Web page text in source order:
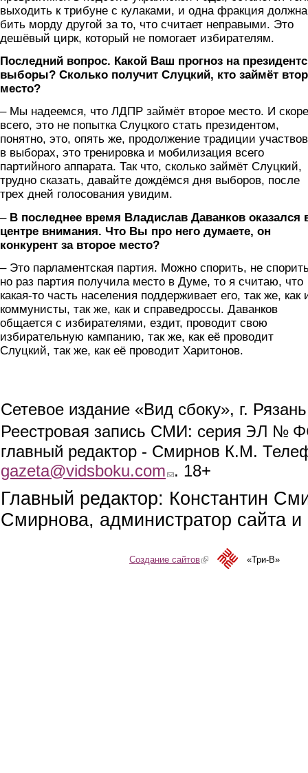
выходить к трибуне с кулаками, и одна фракция должна
бить морду другой за то, что считает неправыми. Это
дешёвый цирк, который не помогает избирателям.
Последний вопрос. Какой Ваш прогноз на
выборы? Сколько получит Слуцкий, кто займёт
место?
– Мы надеемся, что ЛДПР займёт второе место. И
всего, это не попытка Слуцкого стать президентом,
понятно, это, опять же, продолжение традиции
в выборах, это тренировка и мобилизация всего
партийного аппарата. Так что, сколько займёт Слуцкий,
трудно сказать, давайте дождёмся дня выборов, после
трех дней голосования увидим.
– В последнее время Владислав Даванков оказался
центре внимания. Что Вы про него думаете, он
конкурент за второе место?
– Это парламентская партия. Можно спорить, не
но раз партия получила место в Думе, то я считаю, что
какая-то часть населения поддерживает его, так же, как
коммунисты, так же, как и справедроссы. Даванков
общается с избирателями, ездит, проводит свою
избирательную кампанию, так же, как её проводит
Слуцкий, так же, как её проводит Харитонов.
Сетевое издание «Вид сбоку», г.
Реестровая запись СМИ: серия ЭЛ №
главный редактор - Смирнов К.М.
gazeta@vidsboku.com (link sends e-mail)
. 18+
Главный редактор: Константин
Смирнова, администратор сайта
Создание сайтов(link is external)«Три-В»